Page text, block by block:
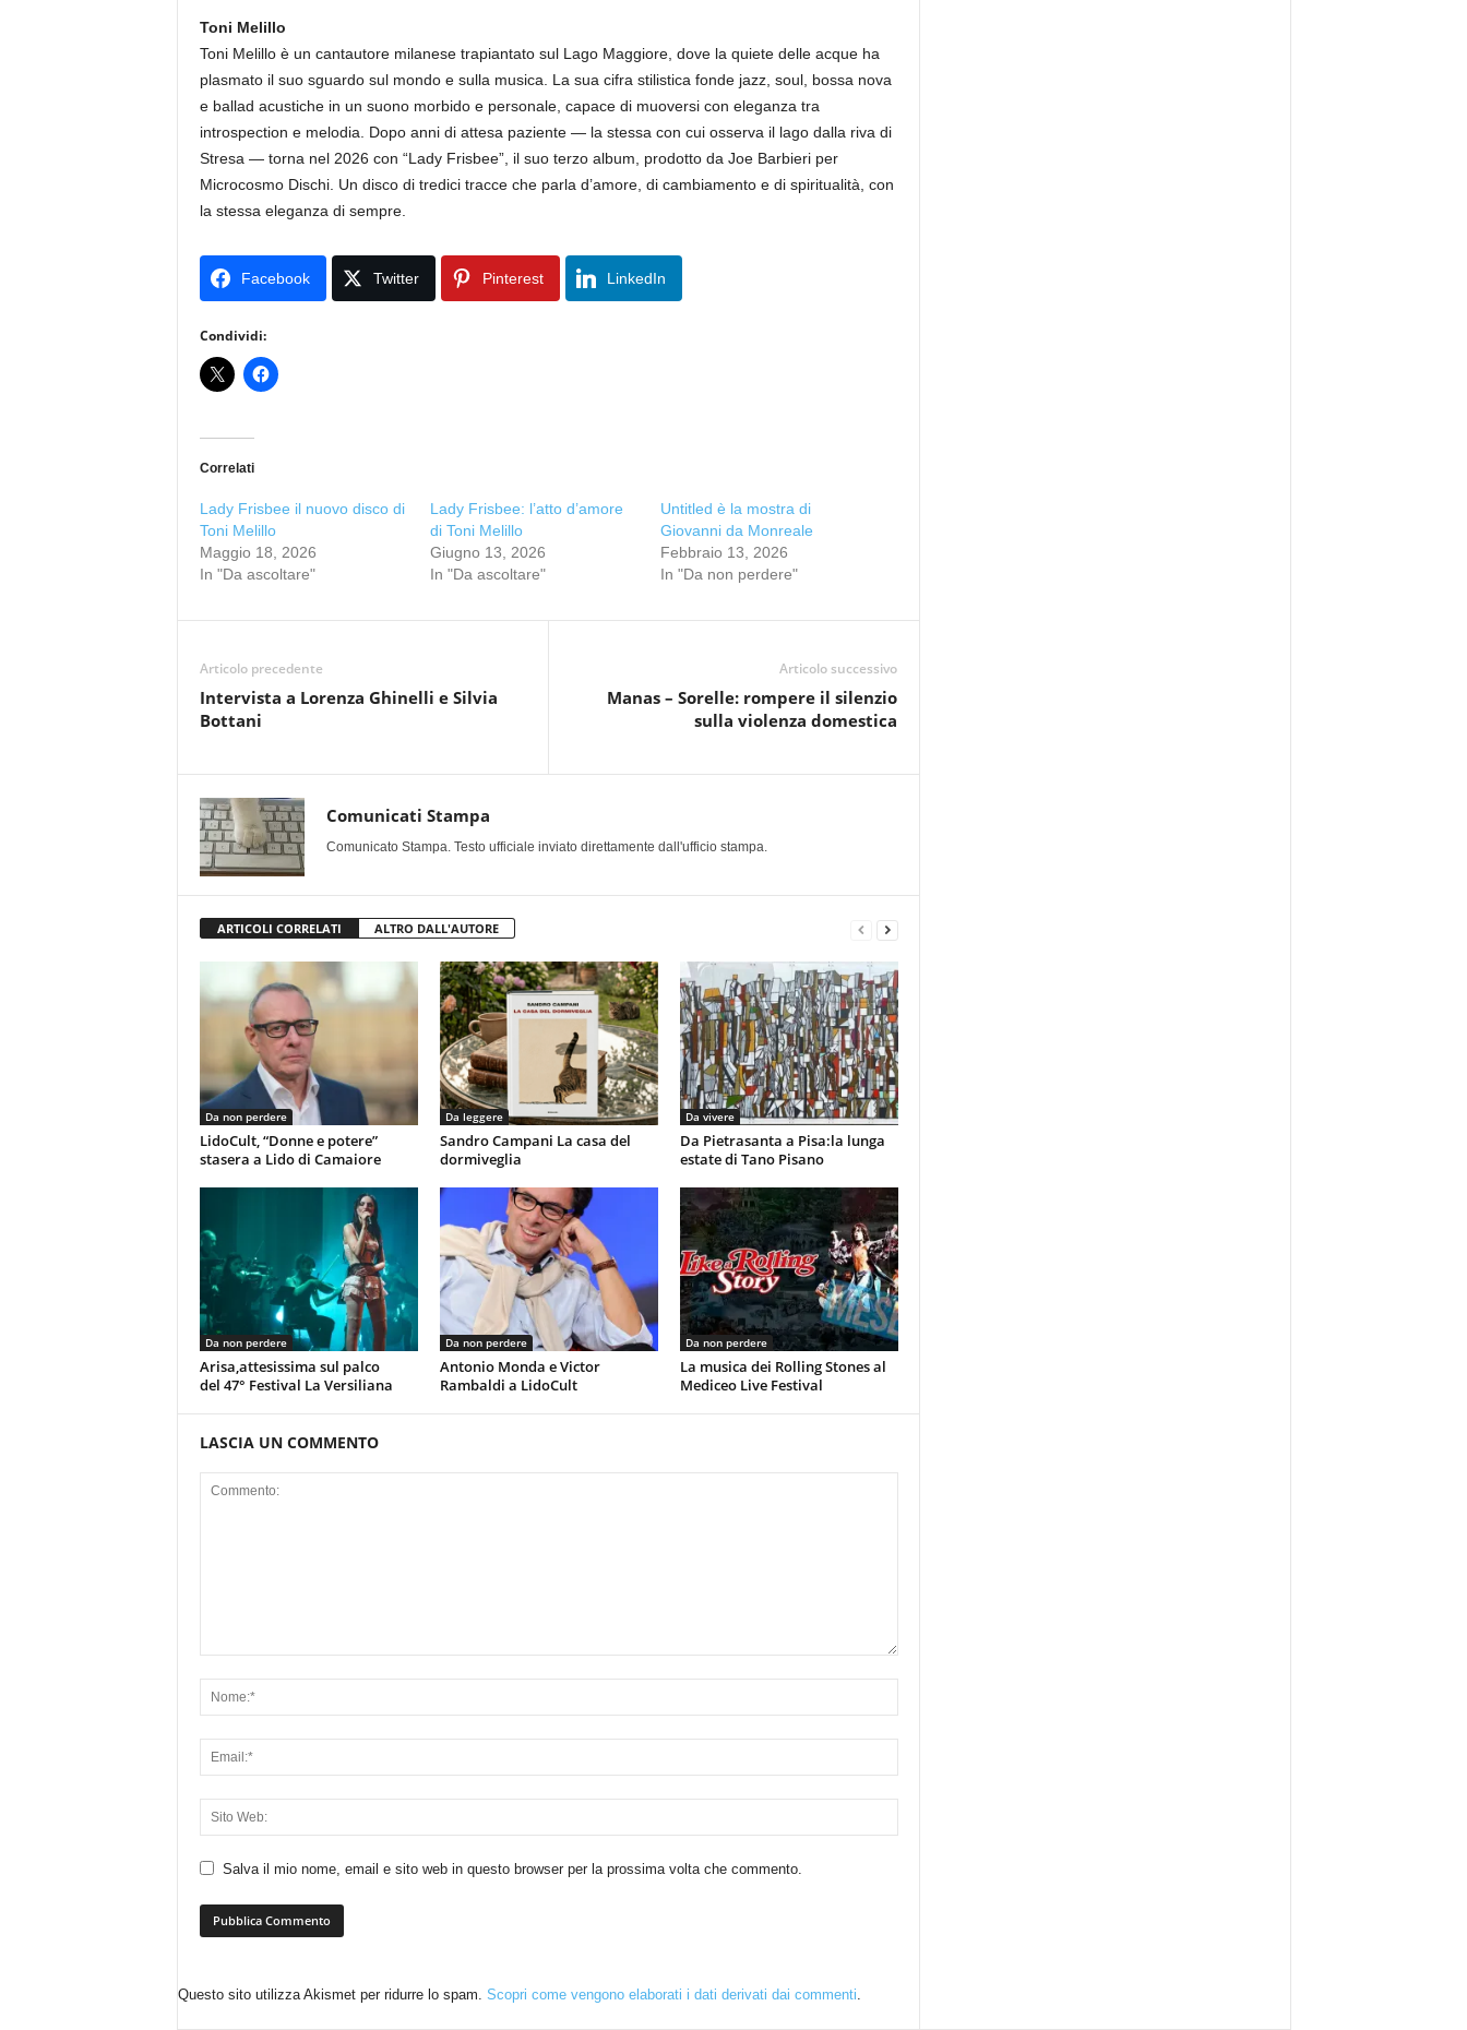
Toni Melillo
Toni Melillo è un cantautore milanese trapiantato sul Lago Maggiore, dove la quiete delle acque ha
plasmato il suo sguardo sul mondo e sulla musica. La sua cifra stilistica fonde jazz, soul, bossa nova
e ballad acustiche in un suono morbido e personale, capace di muoversi con eleganza tra
introspection e melodia. Dopo anni di attesa paziente — la stessa con cui osserva il lago dalla riva di
Stresa — torna nel 2026 con “Lady Frisbee”, il suo terzo album, prodotto da Joe Barbieri per
Microcosmo Dischi. Un disco di tredici tracce che parla d’amore, di cambiamento e di spiritualità, con
la stessa eleganza di sempre.
Facebook Twitter Pinterest LinkedIn
Condividi:
Correlati
Lady Frisbee il nuovo disco di
Toni Melillo
Maggio 18, 2026
In "Da ascoltare"
Lady Frisbee: l’atto d’amore
di Toni Melillo
Giugno 13, 2026
In "Da ascoltare"
Untitled è la mostra di
Giovanni da Monreale
Febbraio 13, 2026
In "Da non perdere"
Articolo precedente
Intervista a Lorenza Ghinelli e Silvia
Bottani
Articolo successivo
Manas – Sorelle: rompere il silenzio
sulla violenza domestica
Comunicati Stampa
Comunicato Stampa. Testo ufficiale inviato direttamente dall'ufficio stampa.
ARTICOLI CORRELATI ALTRO DALL'AUTORE
Da non perdere
LidoCult, “Donne e potere”
stasera a Lido di Camaiore
Da leggere
Sandro Campani La casa del
dormiveglia
Da vivere
Da Pietrasanta a Pisa:la lunga
estate di Tano Pisano
Da non perdere
Arisa,attesissima sul palco
del 47° Festival La Versiliana
Da non perdere
Antonio Monda e Victor
Rambaldi a LidoCult
Da non perdere
La musica dei Rolling Stones al
Mediceo Live Festival
LASCIA UN COMMENTO
Salva il mio nome, email e sito web in questo browser per la prossima volta che commento.
Questo sito utilizza Akismet per ridurre lo spam. Scopri come vengono elaborati i dati derivati dai commenti.